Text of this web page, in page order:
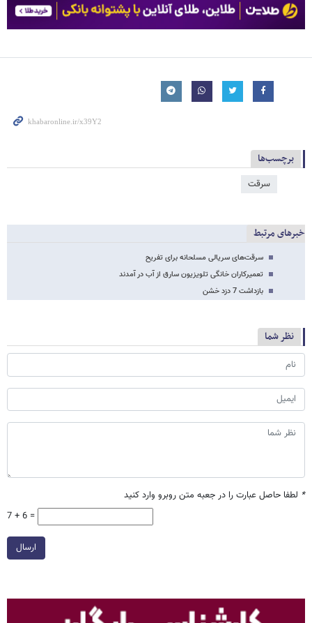
برچسب‌ها
سرقت
خبرهای مرتبط
سرقت‌های سریالی مسلحانه برای تفریح
تعمیرکاران خانگی تلویزیون سارق از آب در آمدند
بازداشت 7 دزد خشن
نظر شما
* لطفا حاصل عبارت را در جعبه متن روبرو وارد کنید
7 + 6 =
ارسال